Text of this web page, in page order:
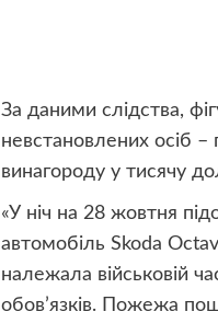
За даними слідства,
невстановлених осіб –
винагороду у тисячу
«У ніч на 28 жовтня
автомобіль Skoda
належала військовій
обов’язків. Пожежа